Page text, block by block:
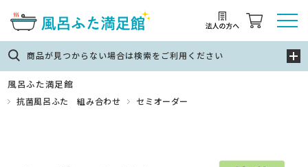
商品が見つからない場合は検索をご利用ください
風呂ふた満足館
抗菌風呂ふた 組み合わせ セミオーダー